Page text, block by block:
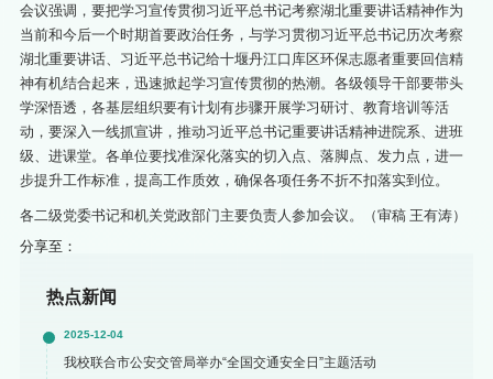
会议强调，要把学习宣传贯彻习近平总书记考察湖北重要讲话精神作为
当前和今后一个时期首要政治任务，与学习贯彻习近平总书记历次考察
湖北重要讲话、习近平总书记给十堰丹江口库区环保志愿者重要回信精
神有机结合起来，迅速掀起学习宣传贯彻的热潮。各级领导干部要带头
学深悟透，各基层组织要有计划有步骤开展学习研讨、教育培训等活
动，要深入一线抓宣讲，推动习近平总书记重要讲话精神进院系、进班
级、进课堂。各单位要找准深化落实的切入点、落脚点、发力点，进一
步提升工作标准，提高工作质效，确保各项任务不折不扣落实到位。
各二级党委书记和机关党政部门主要负责人参加会议。（审稿 王有涛）
分享至：
热点新闻
2025-12-04
我校联合市公安交管局举办“全国交通安全日”主题活动